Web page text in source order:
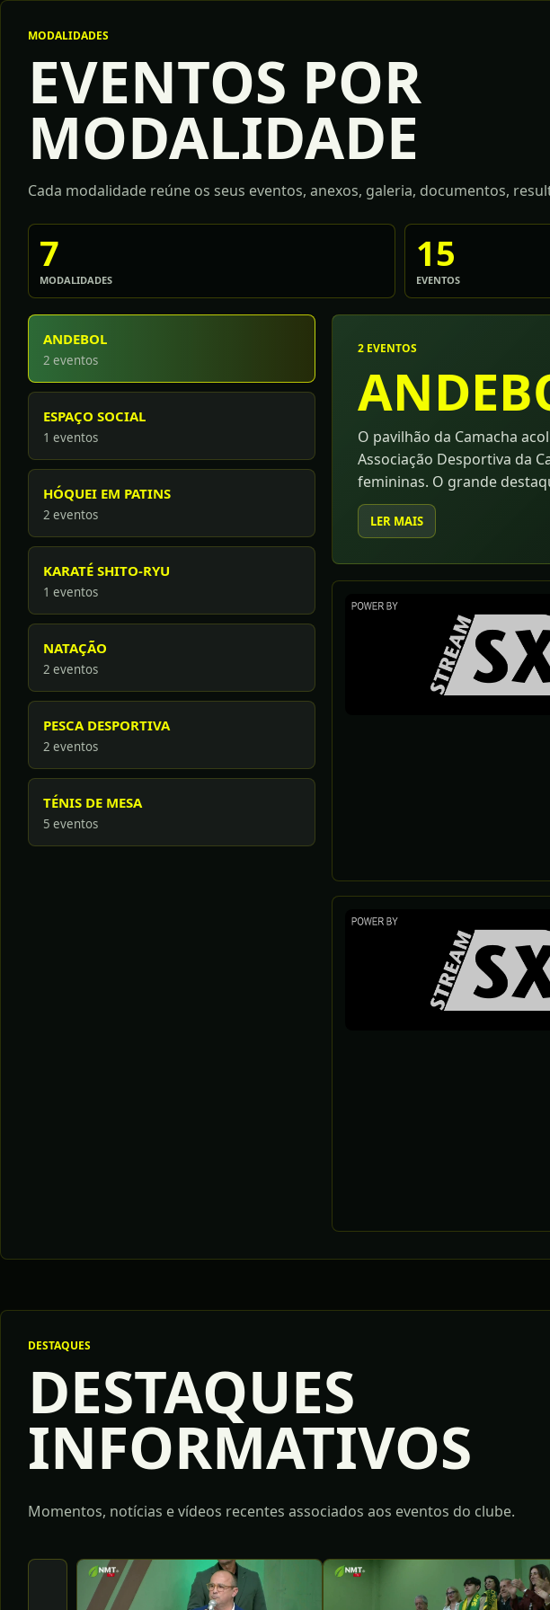
MODALIDADES
EVENTOS POR
MODALIDADE
Cada modalidade reúne os seus eventos, anexos, galeria, documentos,
7
MODALIDADES
15
EVENTOS
ANDEBOL
2 eventos
ESPAÇO SOCIAL
1 eventos
HÓQUEI EM PATINS
2 eventos
KARATÉ SHITO-RYU
1 eventos
NATAÇÃO
2 eventos
PESCA DESPORTIVA
2 eventos
TÉNIS DE MESA
5 eventos
2 EVENTOS
O pavilhão da Camacha
Associação Desportiva da
femininas. O grande
de sub-18. Destaque ainda
mostrar a evolução,
LER MAIS
DESTAQUES
DESTAQUES
INFORMATIVOS
Momentos, notícias e vídeos recentes associados aos eventos do clube.